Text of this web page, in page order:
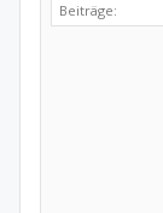
Beiträge: